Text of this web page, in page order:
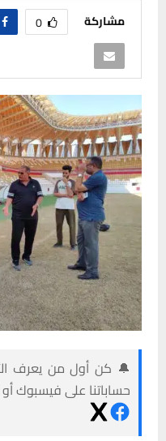
مشاركة 0
🔔 كن أول من يعرف
حساباتنا على فيسبوك